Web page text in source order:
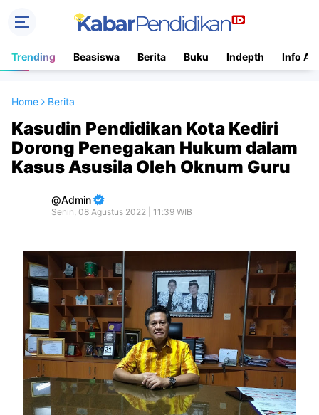
Trending Beasiswa Berita Buku Indepth Info
Home Berita
Kasudin Pendidikan Kota Kediri
Dorong Penegakan Hukum dalam
Kasus Asusila Oleh Oknum Guru
Admin
Senin, 08 Agustus 2022 | 11:39 WIB